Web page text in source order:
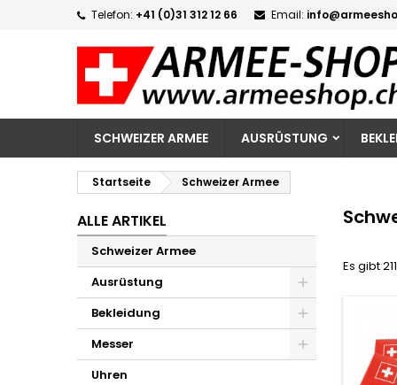
Telefon: +41 (0)31 312 12 66 Email:
SCHWEIZER ARMEE AUSRÜSTUNG
Startseite Schweizer Armee
ALLE ARTIKEL
Schweizer Armee
Ausrüstung
Bekleidung
Messer
Uhren
Es gibt
add_circle_outline